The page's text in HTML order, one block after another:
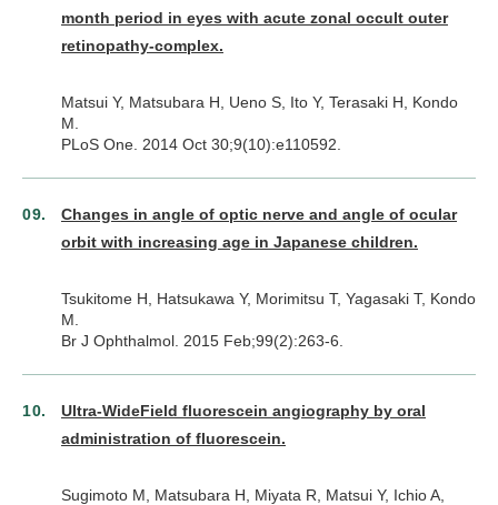
month period in eyes with acute zonal occult outer
retinopathy-complex.
Matsui Y, Matsubara H, Ueno S, Ito Y, Terasaki H, Kondo
M.
PLoS One. 2014 Oct 30;9(10):e110592.
Changes in angle of optic nerve and angle of ocular
orbit with increasing age in Japanese children.
Tsukitome H, Hatsukawa Y, Morimitsu T, Yagasaki T, Kondo
M.
Br J Ophthalmol. 2015 Feb;99(2):263-6.
Ultra-WideField fluorescein angiography by oral
administration of fluorescein.
Sugimoto M, Matsubara H, Miyata R, Matsui Y, Ichio A,